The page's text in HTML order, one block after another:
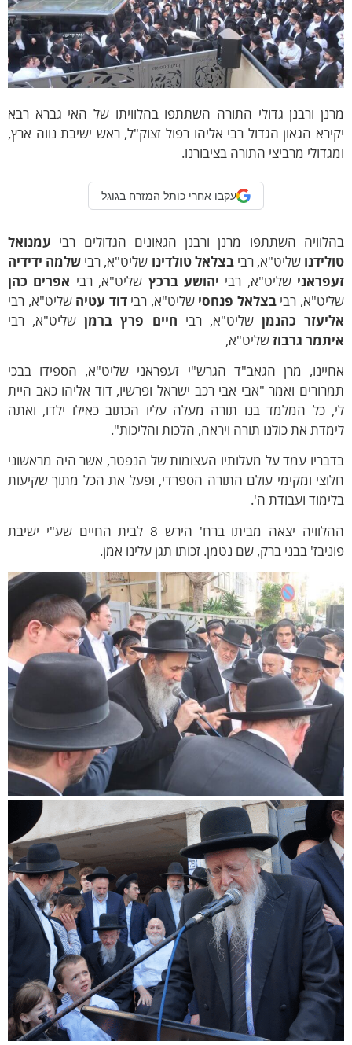
ורבנן גדולי התורה השתתפו בהלוויתו של האי גברא רבא
הגאון הגדול רבי אליהו רפול זצוק"ל, ראש ישיבת נווה ארץ,
מרביצי התורה בציבורנו.
עקבו אחרי כותל המזרח בגוגל
השתתפו מרנן ורבנן הגאונים הגדולים רביעמנואל
שליט"א, רבי בצלאל טולדינושליט"א, רבישלמה ידידיה
שליט"א, רבי יהושע ברכץשליט"א, רבי אפרים כהן
רבי בצלאל פנחסישליט"א, רבי דוד עטיהשליט"א, רבי
כהנמןשליט"א, רבי חיים פרץ ברמןשליט"א, רבי
גרבוזשליט"א,
מרן הגאב"ד הגרש"י זעפראני שליט"א, הספידו בבכי
ואמר "אבי אבי רכב ישראל ופרשיו, דוד אליהו כאב היית
כל המלמד בנו תורה מעלה עליו הכתוב כאילו ילדו, ואתה
את כולנו תורה ויראה, הלכות והליכות".
עמד על מעלותיו העצומות של הנפטר, אשר היה מראשוני
ומקימי עולם התורה הספרדי, ופעל את הכל מתוך שקיעות
ועבודת ה'.
ההלוויה יצאה מביתו ברח' הירש 8 לבית החיים שע"י ישיבת
בבני ברק, שם נטמן. זכותו תגן עלינו אמן.